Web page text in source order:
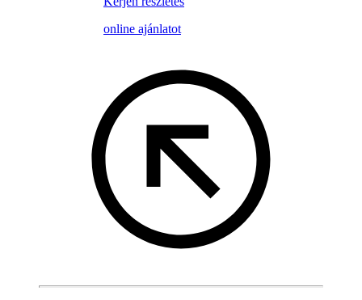
online ajánlatot